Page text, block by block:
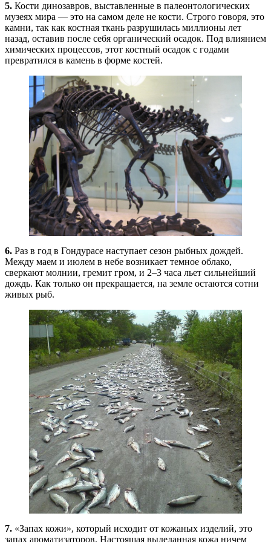
5. Кости динозавров, выставленные в палеонтологических
музеях мира — это на самом деле не кости. Строго говоря, это
камни, так как костная ткань разрушилась миллионы лет
назад, оставив после себя органический осадок. Под влиянием
химических процессов, этот костный осадок с годами
превратился в камень в форме костей.
6. Раз в год в Гондурасе наступает сезон рыбных дождей.
Между маем и июлем в небе возникает темное облако,
сверкают молнии, гремит гром, и 2–3 часа льет сильнейший
дождь. Как только он прекращается, на земле остаются сотни
живых рыб.
7. «Запах кожи», который исходит от кожаных изделий, это
запах ароматизаторов. Настоящая выделанная кожа ничем